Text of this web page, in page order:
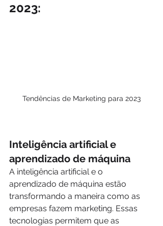
2023:
Tendências de Marketing para 2023
Inteligência artificial e
aprendizado de máquina
A inteligência artificial e o
aprendizado de máquina estão
transformando a maneira como as
empresas fazem marketing. Essas
tecnologias permitem que as